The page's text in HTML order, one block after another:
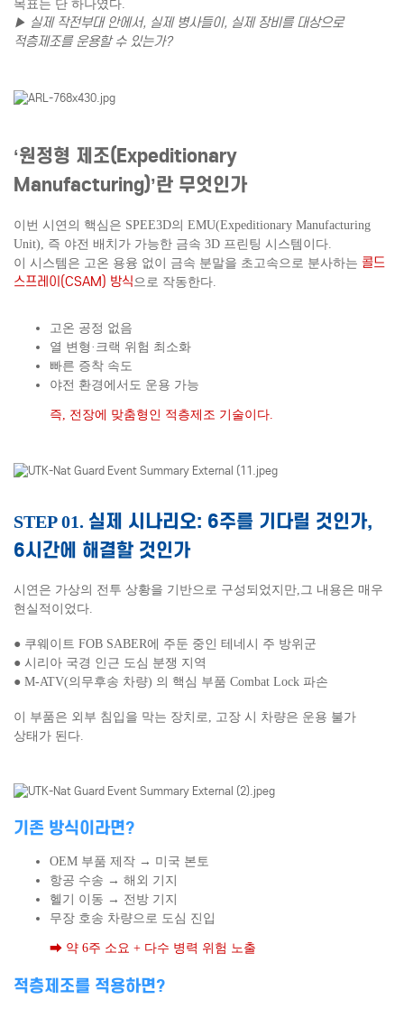
목표는 단 하나였다.
▶ 실제 작전부대 안에서, 실제 병사들이, 실제 장비를 대상으로
적층제조를 운용할 수 있는가?
‘원정형 제조(Expeditionary
Manufacturing)’란 무엇인가
이번 시연의 핵심은 SPEE3D의 EMU(Expeditionary Manufacturing
Unit), 즉 야전 배치가 가능한 금속 3D 프린팅 시스템이다.
이 시스템은 고온 용융 없이 금속 분말을 초고속으로 분사하는 콜드
스프레이(CSAM) 방식 으로 작동한다.
고온 공정 없음
열 변형·크랙 위험 최소화
빠른 증착 속도
야전 환경에서도 운용 가능
즉, 전장에 맞춤형인 적층제조 기술이다.
STEP 01. 실제 시나리오: 6주를 기다릴 것인가,
6시간에 해결할 것인가
시연은 가상의 전투 상황을 기반으로 구성되었지만, 그 내용은 매우
현실적이었다.
● 쿠웨이트 FOB SABER에 주둔 중인 테네시 주 방위군
● 시리아 국경 인근 도심 분쟁 지역
● M-ATV(의무후송 차량) 의 핵심 부품 Combat Lock 파손
이 부품은 외부 침입을 막는 장치로, 고장 시 차량은 운용 불가
상태가 된다.
기존 방식이라면?
OEM 부품 제작 → 미국 본토
항공 수송 → 해외 기지
헬기 이동 → 전방 기지
무장 호송 차량으로 도심 진입
➡ 약 6주 소요 + 다수 병력 위험 노출
적층제조를 적용하면?